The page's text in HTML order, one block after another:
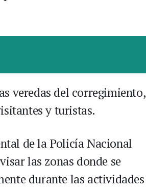
veredas del corregimiento,
y turistas.
de la Policía Nacional
las zonas donde se
durante las actividades